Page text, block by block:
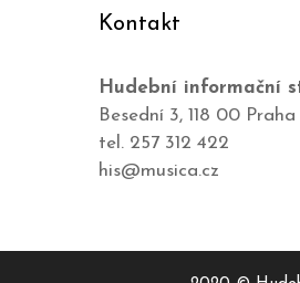
Kontakt
Hudební informační
Besední 3, 118 00 Praha
tel. 257 312 422
his@musica.cz